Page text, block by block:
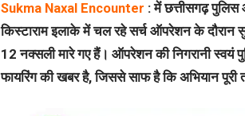
Sukma Naxal Encounter : में छत्तीसगढ़
किस्टाराम इलाके में चल रहे सर्च ऑपरेशन के
12 नक्सली मारे गए हैं। ऑपरेशन की निगरानी
फायरिंग की खबर है, जिससे साफ है कि अभियान पूरी